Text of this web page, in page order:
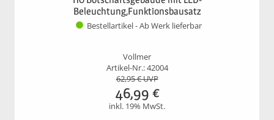
Beleuchtung,Funktionsbausatz
Bestellartikel - Ab Werk lieferbar
Vollmer
Artikel-Nr.: 42004
62,95€ UVP
46,99 €
inkl. 19% MwSt.